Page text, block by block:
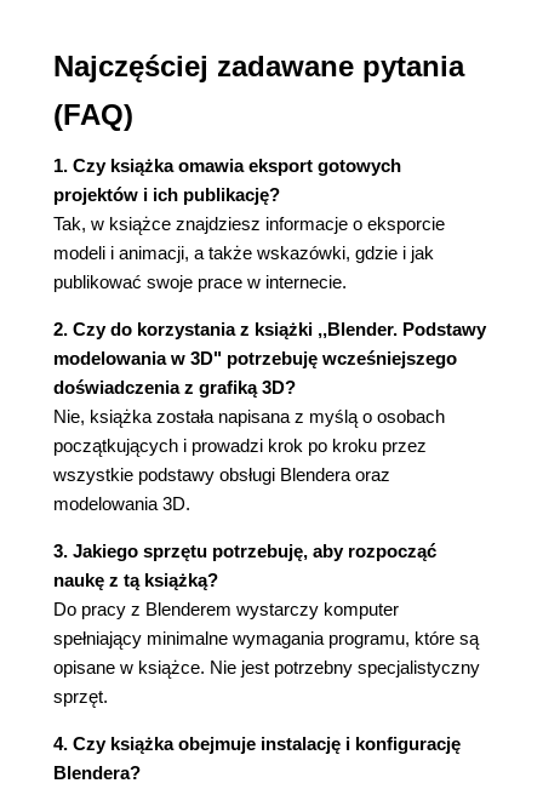
2.1.7. Narzędzie Inset
2.1.8. Narzędzie Bevel
2.2. Pierwsze modele
2.2.1. Blat stołu
2.2.2. Nogi stołu
2.2.3. Widoki z boku
2.2.4. Butelka
2.2.5. Tryby cieniowania
2.3. Modyfikatory
2.3.1. Array
2.3.2. Mirror
2.3.3. Bevel
2.3.4. Boolean
2.3.5. Solidify
2.3.6. Subdivision Surface
2.3.7. Zasady pracy z modyfikatorami
Rozdział 3. Materiały i oświetlenie
3.1. Oświetlenie
3.1.1. Point Light
3.1.2. Area Light
3.1.5. HDRI
Najczęściej zadawane pytania
(FAQ)
1. Czy książka omawia eksport gotowych
projektów i ich publikację?
Tak, w książce znajdziesz informacje o eksporcie
modeli i animacji, a także wskazówki, gdzie i jak
publikować swoje prace w internecie.
2. Czy do korzystania z książki ,,Blender. Podstawy
modelowania w 3D" potrzebuję wcześniejszego
doświadczenia z grafiką 3D?
Nie, książka została napisana z myślą o osobach
początkujących i prowadzi krok po kroku przez
wszystkie podstawy obsługi Blendera oraz
modelowania 3D.
3. Jakiego sprzętu potrzebuję, aby rozpocząć
naukę z tą książką?
Do pracy z Blenderem wystarczy komputer
spełniający minimalne wymagania programu, które są
opisane w książce. Nie jest potrzebny specjalistyczny
sprzęt.
4. Czy książka obejmuje instalację i konfigurację
Blendera?